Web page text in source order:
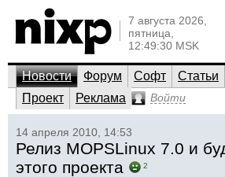
7 августа 2026,
пятница,
12:49:30 MSK
Новости Форум Софт Статьи
Проект
Реклама Войти
14 апреля 2010, 14:53
Релиз MOPSLinux 7.0 и
этого проекта
2